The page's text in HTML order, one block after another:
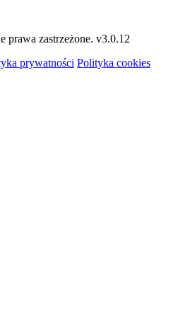
prawa zastrzeżone. v3.0.12
prywatności Polityka cookies